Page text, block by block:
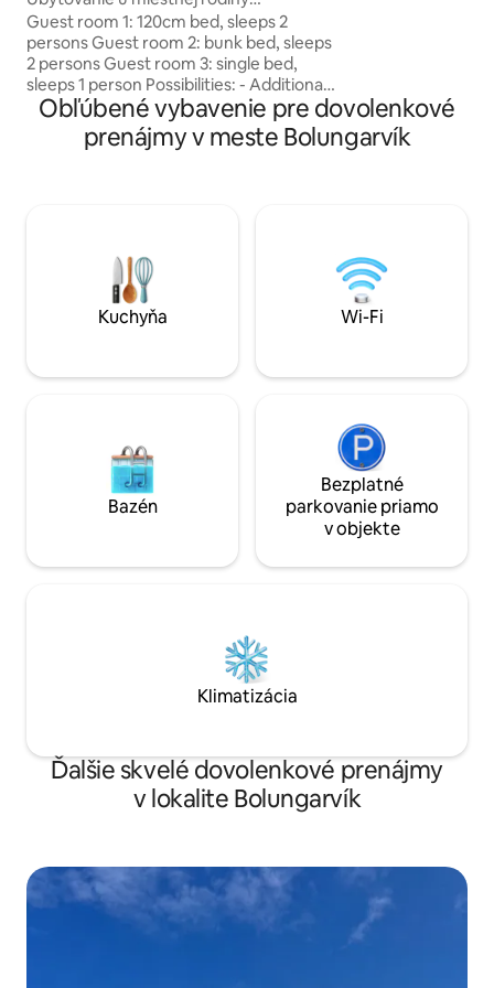
v Západnom Fjorde
Guest room 1: 120cm bed, sleeps 2
persons Guest room 2: bunk bed, sleeps
2 persons Guest room 3: single bed,
sleeps 1 person Possibilities: - Additional
floor mattresses in each room - Baby
crib - Baby bassinet - Camping in our
would love to share our home and this
extraordinary experience with you.
Obľúbené vybavenie pre dovolenkové
prenájmy v meste Bolungarvík
Kuchyňa Wi-Fi
Bazén
Bezplatné
parkovanie priamo
v objekte
Klimatizácia
Ďalšie skvelé dovolenkové prenájmy
v lokalite Bolungarvík